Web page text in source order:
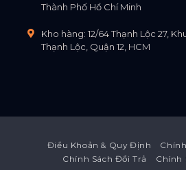
Thành Phố Hồ Chí Minh
Kho hàng: 12/64 Thạnh Lộc 27,
Thạnh Lộc, Quận 12, HCM
Điều Khoản & Quy Định
Chính Sách Đổi Trả
Chính